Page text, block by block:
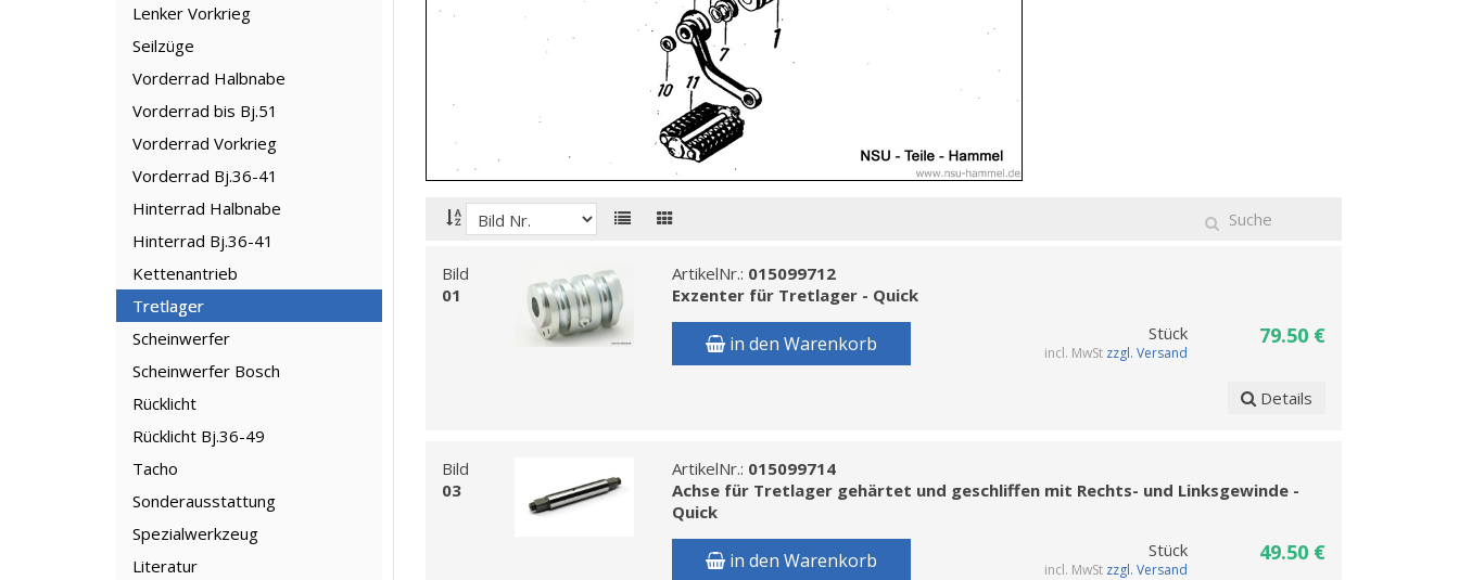
Lenker Vorkrieg
Seilzüge
Vorderrad Halbnabe
Vorderrad bis Bj.51
Vorderrad Vorkrieg
Vorderrad Bj.36-41
Hinterrad Halbnabe
Hinterrad Bj.36-41
Kettenantrieb
Tretlager
Scheinwerfer
Scheinwerfer Bosch
Rücklicht
Rücklicht Bj.36-49
Tacho
Sonderausstattung
Spezialwerkzeug
Literatur
Bild
01
ArtikelNr.: 015099712
Exzenter für Tretlager - Quick
in den Warenkorb Stück
incl. MwSt zzgl. Versand
79.50 €
Details
Bild
03
ArtikelNr.: 015099714
Achse für Tretlager gehärtet und geschliffen mit Rechts- und Linksgewinde -
Quick
in den Warenkorb Stück
incl. MwSt zzgl. Versand
49.50 €